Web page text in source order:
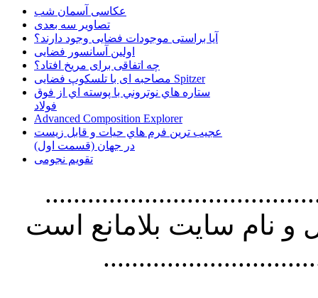
عکاسی آسمان شب
تصاویر سه بعدی
آیا براستی موجودات فضایی وجود دارند؟
اولین آسانسور فضایی
چه اتفاقی برای مریخ افتاد؟
مصاحبه ای با تلسکوپ فضایی Spitzer
ستاره هاي نوتروني با پوسته اي از فوق
فولاد
Advanced Composition Explorer
عجیب ترین فرم هاي حيات و قابل زيست
در جهان (قسمت اول)
تقویم نجومی
استفاده از
نام سايت بلامانع است